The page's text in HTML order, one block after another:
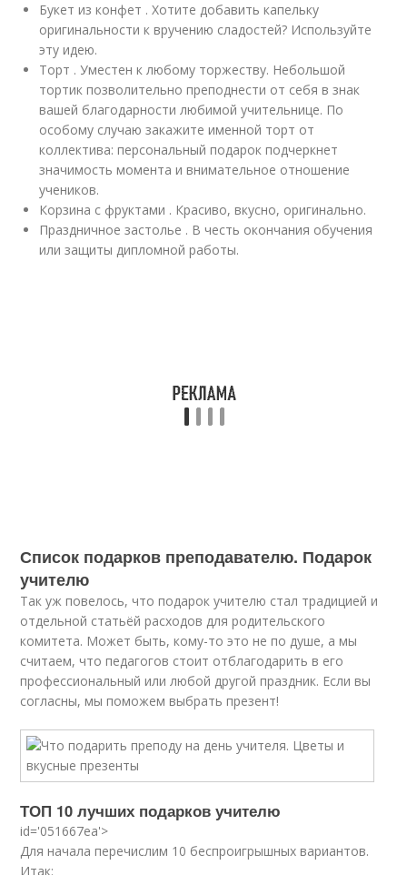
Букет из конфет . Хотите добавить капельку
оригинальности к вручению сладостей? Используйте
эту идею.
Торт . Уместен к любому торжеству. Небольшой
тортик позволительно преподнести от себя в знак
вашей благодарности любимой учительнице. По
особому случаю закажите именной торт от
коллектива: персональный подарок подчеркнет
значимость момента и внимательное отношение
учеников.
Корзина с фруктами . Красиво, вкусно, оригинально.
Праздничное застолье . В честь окончания обучения
или защиты дипломной работы.
Список подарков преподавателю. Подарок
учителю
Так уж повелось, что подарок учителю стал традицией и
отдельной статьёй расходов для родительского
комитета. Может быть, кому-то это не по душе, а мы
считаем, что педагогов стоит отблагодарить в его
профессиональный или любой другой праздник. Если вы
согласны, мы поможем выбрать презент!
ТОП 10 лучших подарков учителю
id='051667ea'>
Для начала перечислим 10 беспроигрышных вариантов.
Итак: